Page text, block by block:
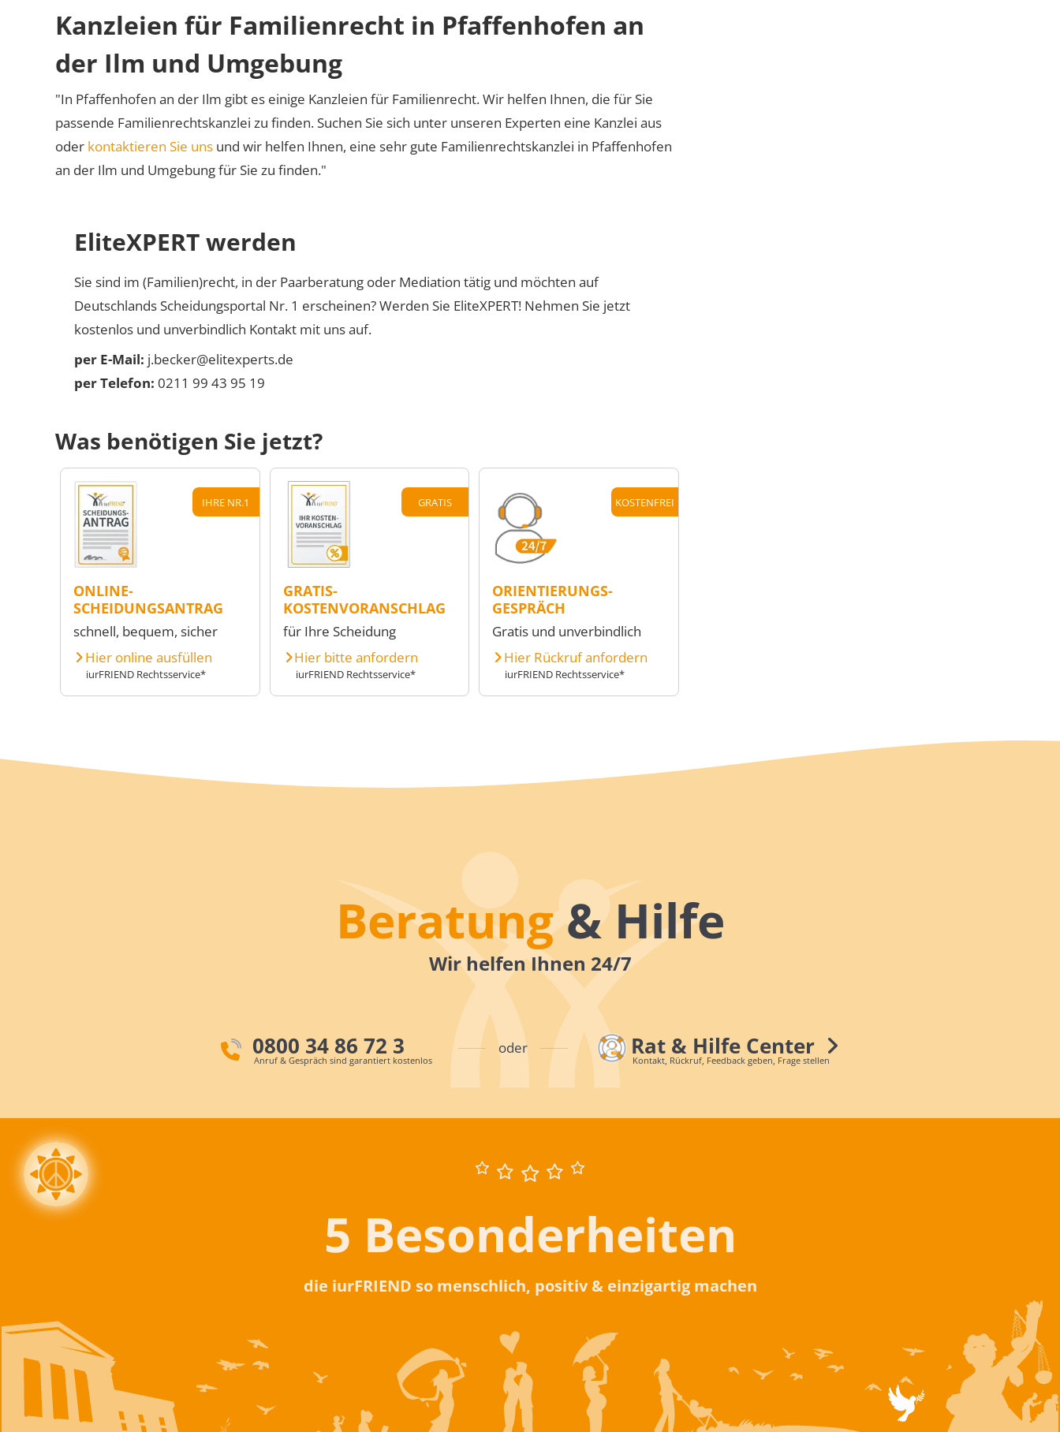
Kanzleien für Familienrecht in Pfaffenhofen an
der Ilm und Umgebung
"In Pfaffenhofen an der Ilm gibt es einige Kanzleien für Familienrecht. Wir helfen Ihnen, die für Sie
passende Familienrechtskanzlei zu finden. Suchen Sie sich unter unseren Experten eine Kanzlei aus
oder kontaktieren Sie uns und wir helfen Ihnen, eine sehr gute Familienrechtskanzlei in Pfaffenhofen
an der Ilm und Umgebung für Sie zu finden."
EliteXPERT werden
Sie sind im (Familien)recht, in der Paarberatung oder Mediation tätig und möchten auf
Deutschlands Scheidungsportal Nr. 1 erscheinen? Werden Sie EliteXPERT! Nehmen Sie jetzt
kostenlos und unverbindlich Kontakt mit uns auf.
per E-Mail: j.becker@elitexperts.de
per Telefon: 0211 99 43 95 19
Was benötigen Sie jetzt?
IHRE NR.1
ONLINE-
SCHEIDUNGSANTRAG
schnell, bequem, sicher
Hier online ausfüllen
iurFRIEND Rechtsservice*
GRATIS
GRATIS-
KOSTENVORANSCHLAG
für Ihre Scheidung
Hier bitte anfordern
iurFRIEND Rechtsservice*
KOSTENFREI
ORIENTIERUNGS-
GESPRÄCH
Gratis und unverbindlich
Hier Rückruf anfordern
iurFRIEND Rechtsservice*
Beratung& Hilfe
Wir helfen Ihnen 24/7
0800 34 86 72 3
Anruf & Gespräch sind garantiert kostenlos
oder Rat & Hilfe Center
Kontakt, Rückruf, Feedback geben, Frage stellen
5 Besonderheiten
die iurFRIEND so menschlich, positiv & einzigartig machen